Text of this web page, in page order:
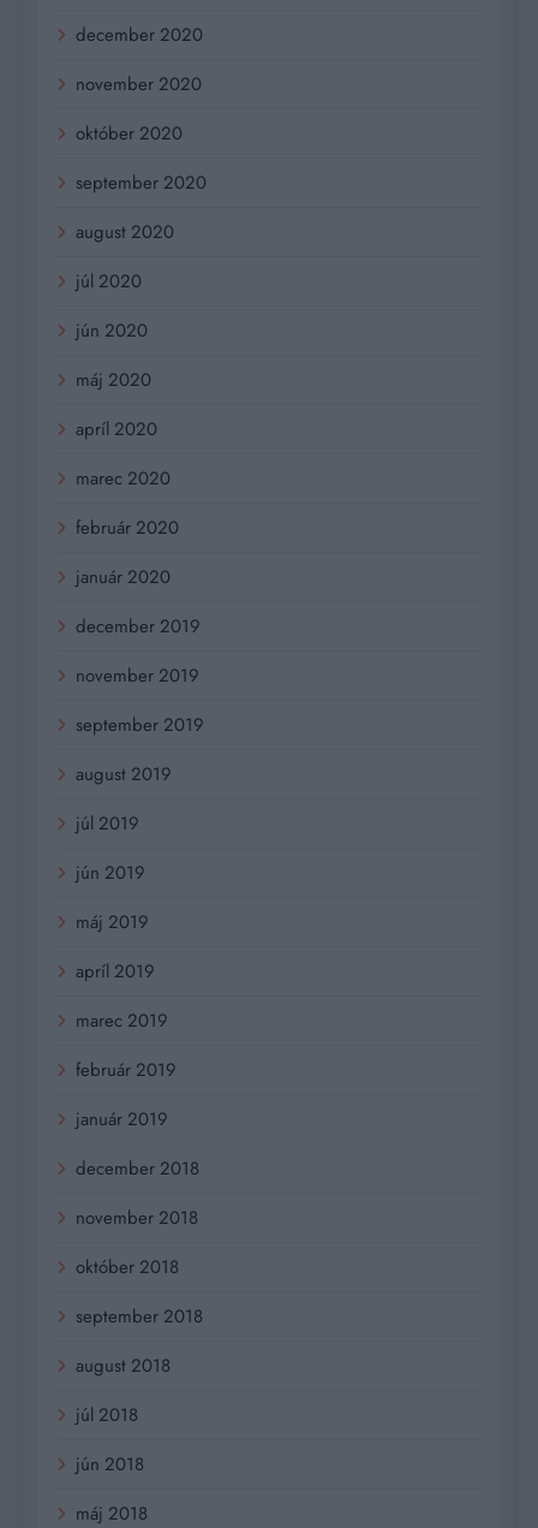
december 2020
november 2020
október 2020
september 2020
august 2020
júl 2020
jún 2020
máj 2020
apríl 2020
marec 2020
február 2020
január 2020
december 2019
november 2019
september 2019
august 2019
júl 2019
jún 2019
máj 2019
apríl 2019
marec 2019
február 2019
január 2019
december 2018
november 2018
október 2018
september 2018
august 2018
júl 2018
jún 2018
máj 2018